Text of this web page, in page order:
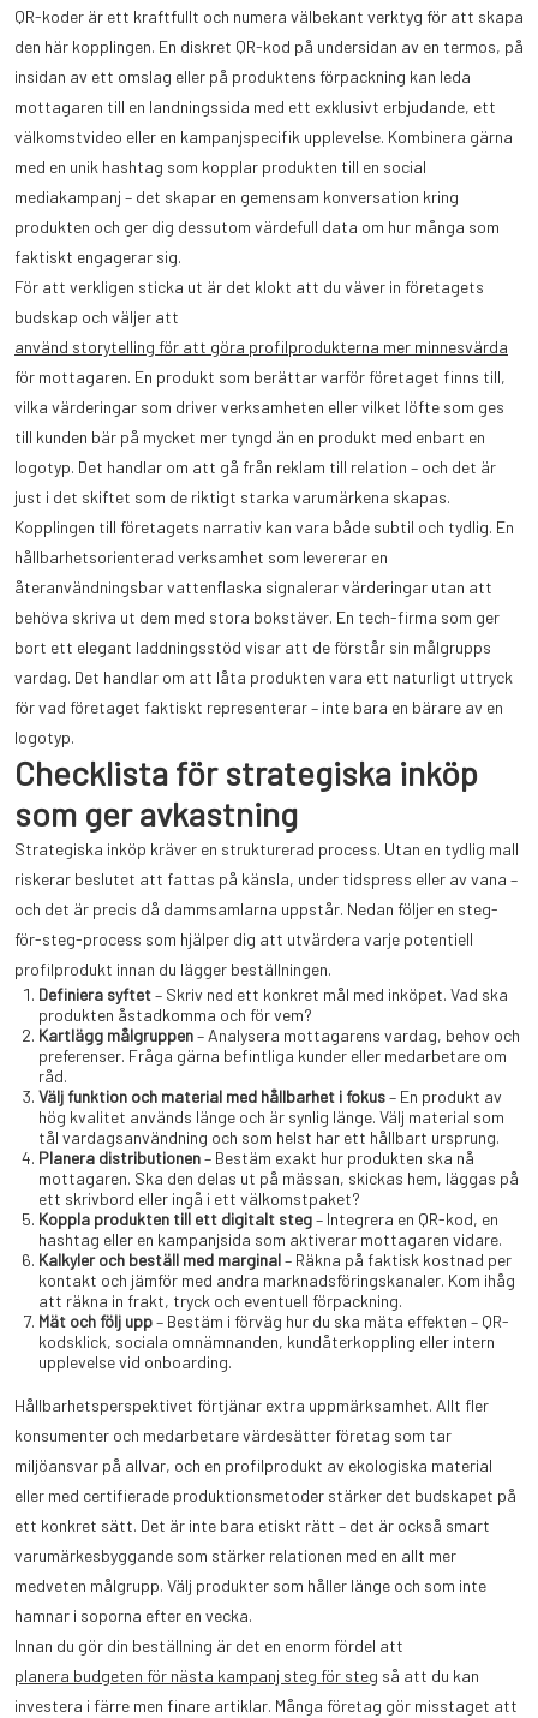
QR-koder är ett kraftfullt och numera välbekant verktyg för att skapa
den här kopplingen. En diskret QR-kod på undersidan av en termos, på
insidan av ett omslag eller på produktens förpackning kan leda
mottagaren till en landningssida med ett exklusivt erbjudande, ett
välkomstvideo eller en kampanjspecifik upplevelse. Kombinera gärna
med en unik hashtag som kopplar produkten till en social
mediakampanj – det skapar en gemensam konversation kring
produkten och ger dig dessutom värdefull data om hur många som
faktiskt engagerar sig.
För att verkligen sticka ut är det klokt att du väver in företagets
budskap och väljer att
använd storytelling för att göra profilprodukterna mer minnesvärda
för mottagaren. En produkt som berättar varför företaget finns till,
vilka värderingar som driver verksamheten eller vilket löfte som ges
till kunden bär på mycket mer tyngd än en produkt med enbart en
logotyp. Det handlar om att gå från reklam till relation – och det är
just i det skiftet som de riktigt starka varumärkena skapas.
Kopplingen till företagets narrativ kan vara både subtil och tydlig. En
hållbarhetsorienterad verksamhet som levererar en
återanvändningsbar vattenflaska signalerar värderingar utan att
behöva skriva ut dem med stora bokstäver. En tech-firma som ger
bort ett elegant laddningsstöd visar att de förstår sin målgrupps
vardag. Det handlar om att låta produkten vara ett naturligt uttryck
för vad företaget faktiskt representerar – inte bara en bärare av en
logotyp.
Checklista för strategiska inköp
som ger avkastning
Strategiska inköp kräver en strukturerad process. Utan en tydlig mall
riskerar beslutet att fattas på känsla, under tidspress eller av vana –
och det är precis då dammsamlarna uppstår. Nedan följer en steg-
för-steg-process som hjälper dig att utvärdera varje potentiell
profilprodukt innan du lägger beställningen.
Definiera syftet– Skriv ned ett konkret mål med inköpet. Vad ska
produkten åstadkomma och för vem?
Kartlägg målgruppen– Analysera mottagarens vardag, behov och
preferenser. Fråga gärna befintliga kunder eller medarbetare om
råd.
Välj funktion och material med hållbarhet i fokus– En produkt av
hög kvalitet används länge och är synlig länge. Välj material som
tål vardagsanvändning och som helst har ett hållbart ursprung.
Planera distributionen– Bestäm exakt hur produkten ska nå
mottagaren. Ska den delas ut på mässan, skickas hem, läggas på
ett skrivbord eller ingå i ett välkomstpaket?
Koppla produkten till ett digitalt steg– Integrera en QR-kod, en
hashtag eller en kampanjsida som aktiverar mottagaren vidare.
Kalkyler och beställ med marginal– Räkna på faktisk kostnad per
kontakt och jämför med andra marknadsföringskanaler. Kom ihåg
att räkna in frakt, tryck och eventuell förpackning.
Mät och följ upp– Bestäm i förväg hur du ska mäta effekten – QR-
kodsklick, sociala omnämnanden, kundåterkoppling eller intern
upplevelse vid onboarding.
Hållbarhetsperspektivet förtjänar extra uppmärksamhet. Allt fler
konsumenter och medarbetare värdesätter företag som tar
miljöansvar på allvar, och en profilprodukt av ekologiska material
eller med certifierade produktionsmetoder stärker det budskapet på
ett konkret sätt. Det är inte bara etiskt rätt – det är också smart
varumärkesbyggande som stärker relationen med en allt mer
medveten målgrupp. Välj produkter som håller länge och som inte
hamnar i soporna efter en vecka.
Innan du gör din beställning är det en enorm fördel att
planera budgeten för nästa kampanj steg för steg så att du kan
investera i färre men finare artiklar. Många företag gör misstaget att